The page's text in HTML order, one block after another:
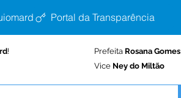
Portal da Transparência
! Prefeita Rosana Gomes
Vice Ney do Miltão